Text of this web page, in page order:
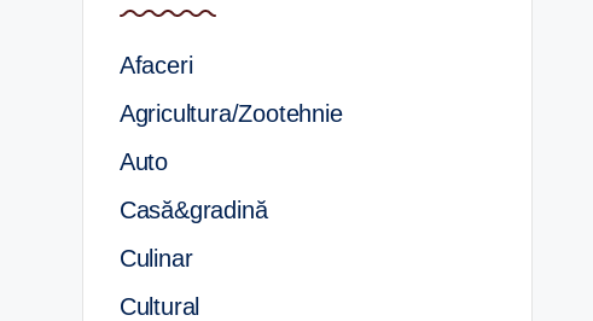
Afaceri
Agricultura/Zootehnie
Auto
Casă&gradină
Culinar
Cultural